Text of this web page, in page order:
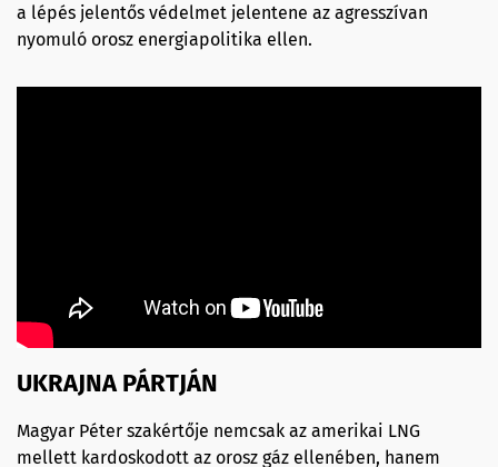
a lépés jelentős védelmet jelentene az agresszívan
nyomuló orosz energiapolitika ellen.
UKRAJNA PÁRTJÁN
Magyar Péter szakértője nemcsak az amerikai LNG
mellett kardoskodott az orosz gáz ellenében, hanem